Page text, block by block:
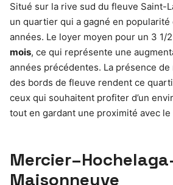
Situé sur la rive sud du fleuve Saint-
un quartier qui a gagné en
années. Le loyer moyen pour un 3 1/
mois, ce qui représente une
années précédentes. La présence
des bords de fleuve rendent ce
ceux qui souhaitent profiter d’un
tout en gardant une proximité avec
Maisonneuve